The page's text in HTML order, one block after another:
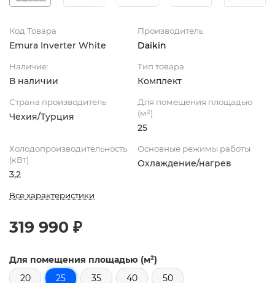
Код Товара
Emura Inverter White
Производитель
Daikin
Наличие:
В наличии
Тип товара
Комплект
Страна производитель
Чехия/Турция
Для помещения площадью
(м²)
25
Холодопроизводительность
(кВт)
3,2
Основные режимы работы
Охлаждение/нагрев
Все характеристики
319 990 ₽
Для помещения площадью (м²)
20
25 35 40 50